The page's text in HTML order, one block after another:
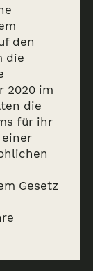
den
die
2020 im
die
für ihr
Gesetz